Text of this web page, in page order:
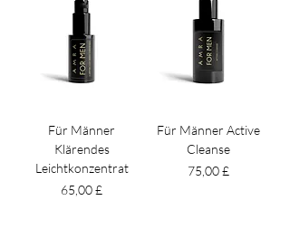
Für Männer
Klärendes
Leichtkonzentrat
Preis
65,00 £
Für Männer Active
Cleanse
Preis
75,00 £